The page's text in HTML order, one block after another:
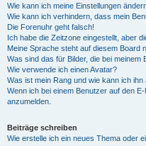
Wie kann ich meine Einstellungen
Wie kann ich verhindern, dass mein
Die Forenuhr geht falsch!
Ich habe die Zeitzone eingestellt, aber
Meine Sprache steht auf diesem Board
Was sind das für Bilder, die bei
Wie verwende ich einen Avatar?
Was ist mein Rang und wie kann ich ihn
Wenn ich bei einem Benutzer auf den
anzumelden.
Beiträge schreiben
Wie erstelle ich ein neues Thema oder